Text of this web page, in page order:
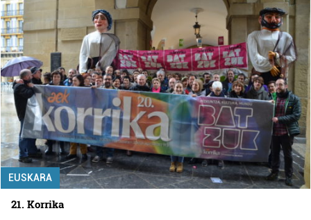
EUSKARA
21. Korrika